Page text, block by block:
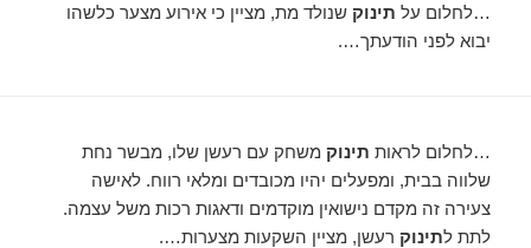
…לחלום על תינוק שנולד מת, מציין כי אירוע מצער כלשהו
יבוא לפני הודעתך….
…לחלום לראות תינוק משחק עם רעשן שלו, מבשר נחת
שלווה בבית, ומפעלים יהיו מכובדים ומלאי רווח. לאישה
צעירה זה מקדם נישואין מוקדמים ודאגות רכות משל עצמה.
לתת לתינוק רעשן, מציין השקעות מצערות….